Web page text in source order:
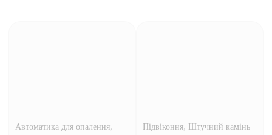
Автоматика для опалення, Підвіконня, Штучний камінь